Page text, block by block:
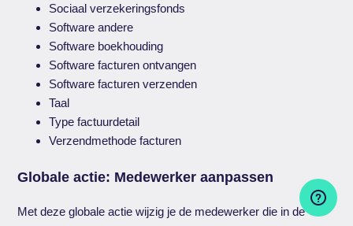
Sociaal verzekeringsfonds
Software andere
Software boekhouding
Software facturen ontvangen
Software facturen verzenden
Taal
Type factuurdetail
Verzendmethode facturen
Globale actie: Medewerker aanpassen
Met deze globale actie wijzig je de medewerker die in de